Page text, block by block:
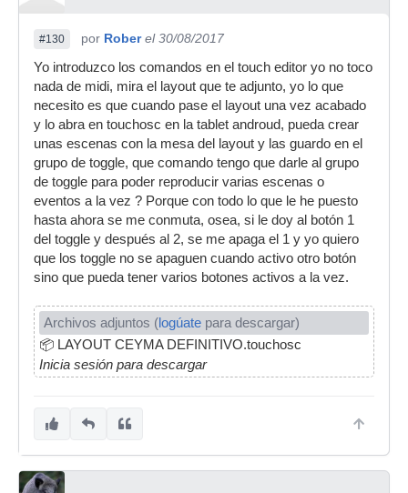
#130 por Rober el 30/08/2017
Yo introduzco los comandos en el touch editor yo no toco
nada de midi, mira el layout que te adjunto, yo lo que
necesito es que cuando pase el layout una vez acabado
y lo abra en touchosc en la tablet androud, pueda crear
unas escenas con la mesa del layout y las guardo en el
grupo de toggle, que comando tengo que darle al grupo
de toggle para poder reproducir varias escenas o
eventos a la vez ? Porque con todo lo que le he puesto
hasta ahora se me conmuta, osea, si le doy al botón 1
del toggle y después al 2, se me apaga el 1 y yo quiero
que los toggle no se apaguen cuando activo otro botón
sino que pueda tener varios botones activos a la vez.
Archivos adjuntos (logúate para descargar)
📦 LAYOUT CEYMA DEFINITIVO.touchosc
Inicia sesión para descargar